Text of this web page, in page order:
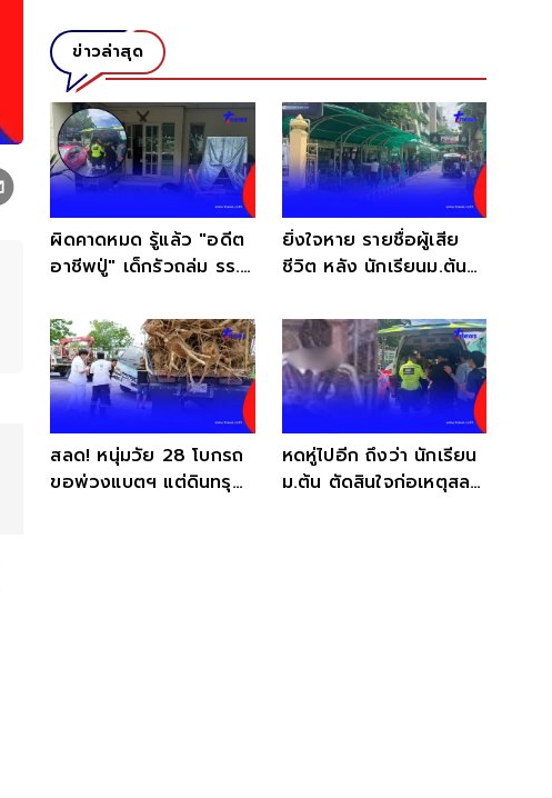
ข่าวล่าสุด
ผิดคาดหมด รู้แล้ว "อดีต
อาชีพปู่" เด็กรัวถล่ม รร.
ยิ่งใจหาย รายชื่อผู้เสีย
ชีวิต หลัง นักเรียนม.ต้น
สลด! หนุ่มวัย 28 โบกรถ
ขอพ่วงแบตฯ แต่ดินทรุด
หดหู่ไปอีก ถึงว่า นักเรียน
ม.ต้น ตัดสินใจก่อเหตุสลด